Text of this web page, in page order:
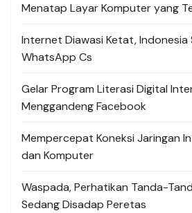
Menatap Layar Komputer yang
Internet Diawasi Ketat, Indonesia
WhatsApp Cs
Gelar Program Literasi Digital
Menggandeng Facebook
Mempercepat Koneksi Jaringan
dan Komputer
Waspada, Perhatikan Tanda-
Sedang Disadap Peretas